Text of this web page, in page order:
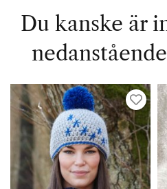
Du kanske är